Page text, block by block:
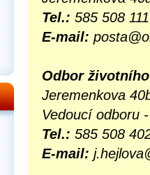
Tel.: 585 508 111
E-mail:
Odbor
Jeremenkova
Vedoucí odboru
Tel.: 585 508
E-mail: